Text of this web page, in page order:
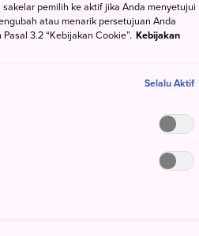
pemilih ke aktif jika Anda menyetujui
atau menarik persetujuan Anda
3.2 “Kebijakan Cookie”. Kebijakan
Selalu Aktif